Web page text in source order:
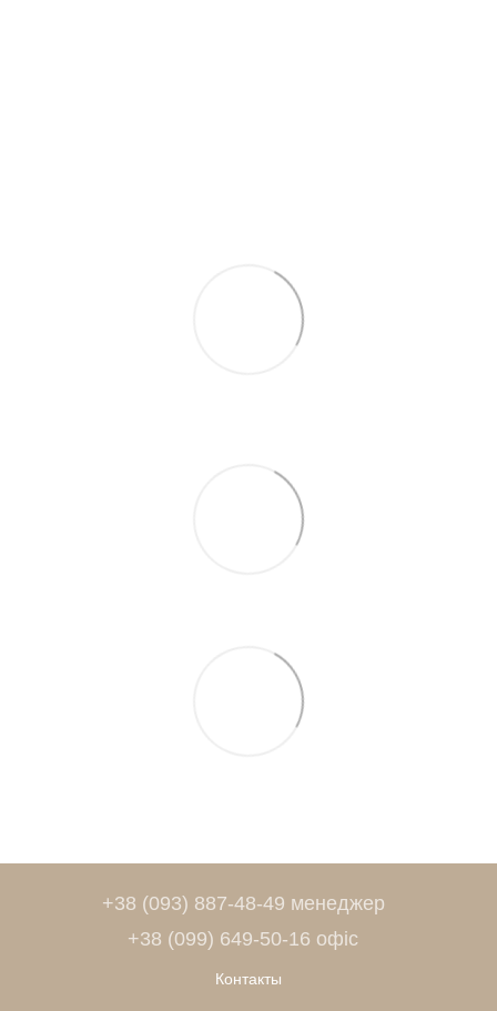
+38 (093) 887-48-49 менеджер
+38 (099) 649-50-16 офіс
Контакты